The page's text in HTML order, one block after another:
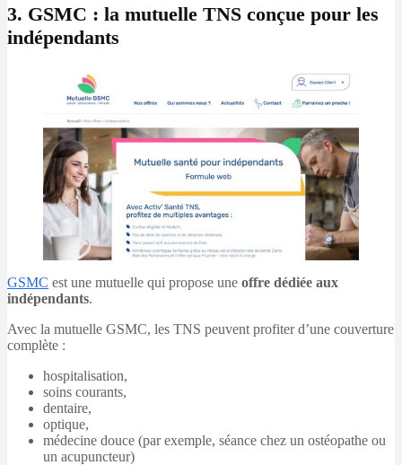
3. GSMC : la mutuelle TNS conçue pour les
indépendants
GSMC est une mutuelle qui propose une offre dédiée aux
indépendants.
Avec la mutuelle GSMC, les TNS peuvent profiter d’une couverture
complète :
hospitalisation,
soins courants,
dentaire,
optique,
médecine douce (par exemple, séance chez un ostéopathe ou
un acupuncteur)